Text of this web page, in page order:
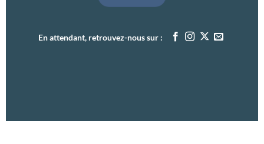
En attendant, retrouvez-nous sur :